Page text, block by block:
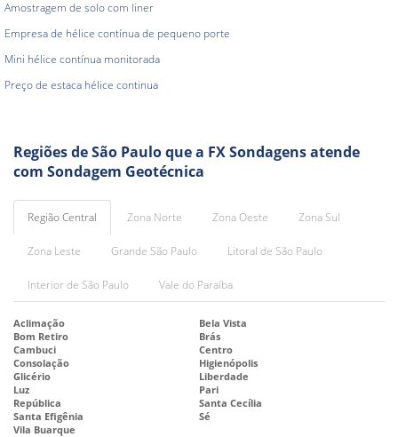
Amostragem de solo com liner
Empresa de hélice contínua de pequeno porte
Mini hélice contínua monitorada
Preço de estaca hélice continua
Regiões de São Paulo que a FX Sondagens atende
com Sondagem Geotécnica
Região Central Zona Norte Zona Oeste Zona Sul
Zona Leste Grande São Paulo Litoral de São Paulo
Interior de São Paulo Vale do Paraíba
Aclimação
Bela Vista
Bom Retiro
Brás
Cambuci
Centro
Consolação
Higienópolis
Glicério
Liberdade
Luz
Pari
República
Santa Cecília
Santa Efigênia
Sé
Vila Buarque